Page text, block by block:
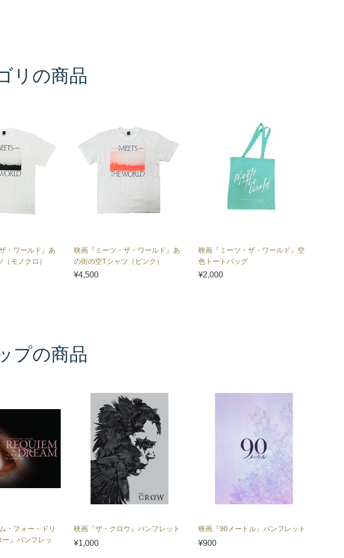
リの商品
・ワールド』あ
モノクロ）
映画『ミーツ・ザ・ワールド』あ
の街の空Tシャツ（ピンク）
¥4,500
映画『ミーツ・ザ・ワールド』空
色トートバッグ
¥2,000
プの商品
・フォー・ドリ
』パンフレッ
映画『ザ・クロウ』パンフレット
¥1,000
映画『90メートル』パンフレット
¥900